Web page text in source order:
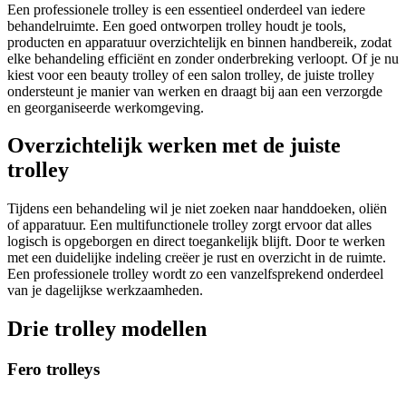
Een professionele trolley is een essentieel onderdeel van iedere
behandelruimte. Een goed ontworpen trolley houdt je tools,
producten en apparatuur overzichtelijk en binnen handbereik, zodat
elke behandeling efficiënt en zonder onderbreking verloopt. Of je nu
kiest voor een beauty trolley of een salon trolley, de juiste trolley
ondersteunt je manier van werken en draagt bij aan een verzorgde
en georganiseerde werkomgeving.
Overzichtelijk werken met de juiste
trolley
Tijdens een behandeling wil je niet zoeken naar handdoeken, oliën
of apparatuur. Een multifunctionele trolley zorgt ervoor dat alles
logisch is opgeborgen en direct toegankelijk blijft. Door te werken
met een duidelijke indeling creëer je rust en overzicht in de ruimte.
Een professionele trolley wordt zo een vanzelfsprekend onderdeel
van je dagelijkse werkzaamheden.
Drie trolley modellen
Fero trolleys